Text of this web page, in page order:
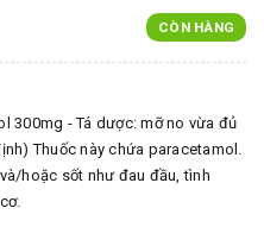
CÒN HÀNG
300mg - Tá dược: mỡ no vừa đủ
Thuốc này chứa paracetamol.
hoặc sốt như đau đầu, tình